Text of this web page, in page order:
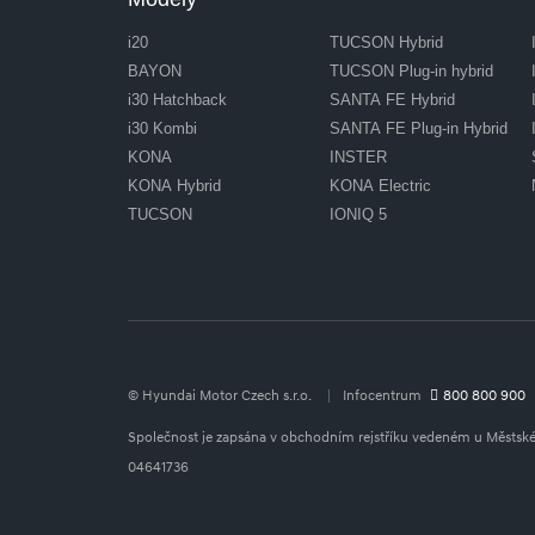
i20
BAYON
i30 Hatchback
i30 Kombi
KONA
KONA Hybrid
TUCSON
TUCSON Hybrid
TUCSON Plug-in hybrid
SANTA FE Hybrid
SANTA FE Plug-in Hybrid
INSTER
KONA Electric
IONIQ 5
© Hyundai Motor Czech s.r.o. Infocentrum 800 800 900
Společnost je zapsána v obchodním rejstříku vedeném u
04641736